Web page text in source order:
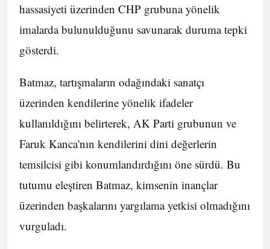
hassasiyeti üzerinden CHP grubuna yönelik
imalarda bulunulduğunu savunarak duruma tepki
gösterdi.
Batmaz, tartışmaların odağındaki sanatçı
üzerinden kendilerine yönelik ifadeler
kullanıldığını belirterek, AK Parti grubunun ve
Faruk Kanca'nın kendilerini dini değerlerin
temsilcisi gibi konumlandırdığını öne sürdü. Bu
tutumu eleştiren Batmaz, kimsenin inançlar
üzerinden başkalarını yargılama yetkisi olmadığını
vurguladı.